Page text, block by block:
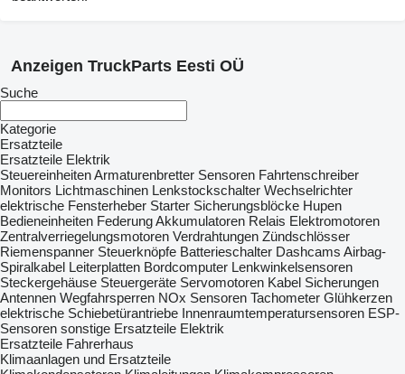
Anzeigen TruckParts Eesti OÜ
Suche
Kategorie
Ersatzteile
Ersatzteile Elektrik
SteuereinheitenArmaturenbretter Sensoren Fahrtenschreiber
Monitors Lichtmaschinen Lenkstockschalter Wechselrichter
elektrische Fensterheber Starter Sicherungsblöcke Hupen
Bedieneinheiten FederungAkkumulatoren Relais Elektromotoren
Zentralverriegelungsmotoren Verdrahtungen Zündschlösser
Riemenspanner Steuerknöpfe Batterieschalter Dashcams Airbag-
Spiralkabel Leiterplatten Bordcomputer Lenkwinkelsensoren
Steckergehäuse Steuergeräte Servomotoren Kabel Sicherungen
Antennen Wegfahrsperren NOx Sensoren Tachometer Glühkerzen
elektrische Schiebetürantriebe Innenraumtemperatursensoren ESP-
Sensoren sonstige Ersatzteile Elektrik
Ersatzteile Fahrerhaus
Klimaanlagen und Ersatzteile